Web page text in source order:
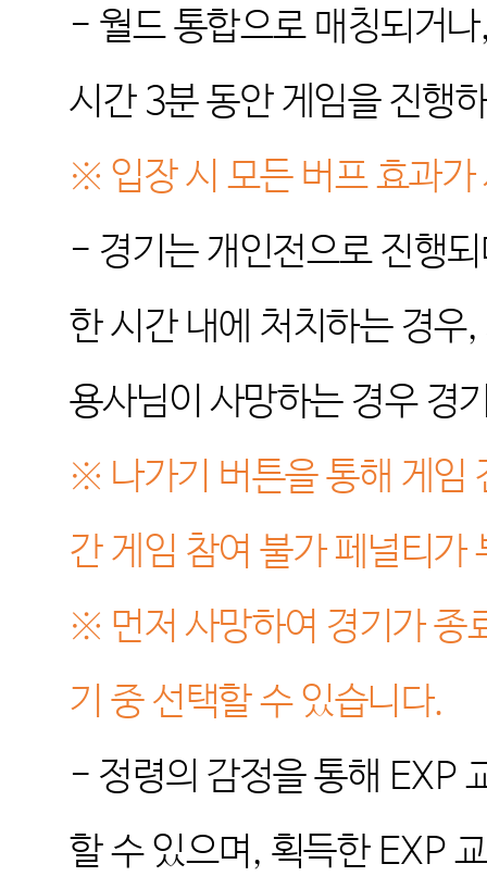
- 월드 통합으로 매칭되거나
시간3분 동안 게임을 진행
※ 입장 시 모든 버프 효과
- 경기는 개인전으로 진행
한 시간 내에 처치하는 경우,
용사님이 사망하는 경우 경
※ 나가기 버튼을 통해 게임
간 게임 참여 불가 페널티가
※ 먼저 사망하여 경기가 종
기 중 선택할 수 있습니다.
- 정령의 감정을 통해 EXP
할 수 있으며, 획득한EXP